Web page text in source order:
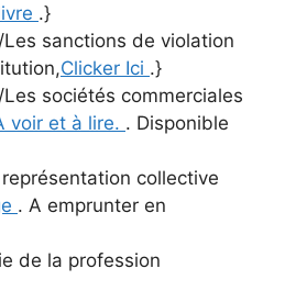
.}
sanctions de violation
Clicker Ici .}
sociétés commerciales
voir et à lire. . Disponible
collective
. A emprunter en
de la profession